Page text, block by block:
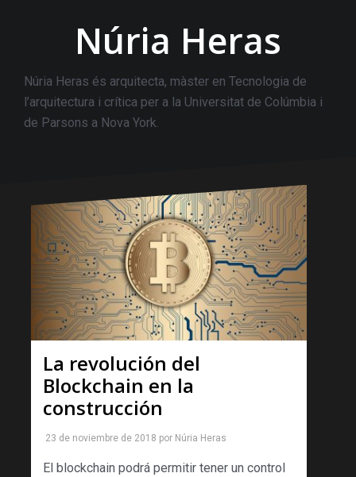
Núria Heras
Núria Heras és arquitecta, màster en Tecnologia de
l’arquitectura i crítica per a la Universitat de Colúmbia i
de Parsons a Nova York.
La revolución del
Blockchain en la
construcción
23 de noviembre de 2018 por Núria Heras
El blockchain podrá permitir tener un control